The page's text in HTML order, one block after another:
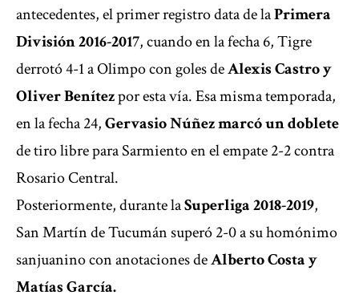
antecedentes, el primer registro data de laPrimera
División 2016-2017, cuando en la fecha 6, Tigre
derrotó 4-1 a Olimpo con goles deAlexis Castro y
Oliver Benítezpor esta vía. Esa misma temporada,
en la fecha 24,Gervasio Núñez marcó un doblete
de tiro libre para Sarmiento en el empate 2-2 contra
Rosario Central.
Posteriormente, durante laSuperliga 2018-2019,
San Martín de Tucumán superó 2-0 a su homónimo
sanjuanino con anotaciones deAlberto Costa y
Matías García.